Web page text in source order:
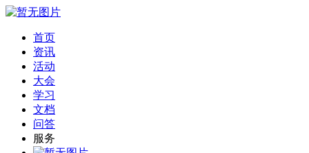
首页
资讯
活动
大会
学习
文档
问答
服务